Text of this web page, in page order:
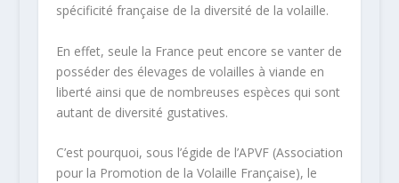
spécificité française de la diversité de la volaille.
En effet, seule la France peut encore se vanter de
posséder des élevages de volailles à viande en
liberté ainsi que de nombreuses espèces qui sont
autant de diversité gustatives.
C’est pourquoi, sous l’égide de l’APVF (Association
pour la Promotion de la Volaille Française), le